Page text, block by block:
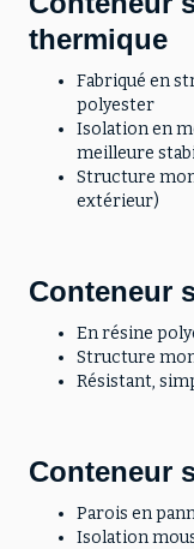
thermique
Fabriqué en
polyester
Isolation en
meilleure
Structure
extérieur)
Conteneur
En résine
Structure
Résistant,
Conteneur
Parois en
Isolation